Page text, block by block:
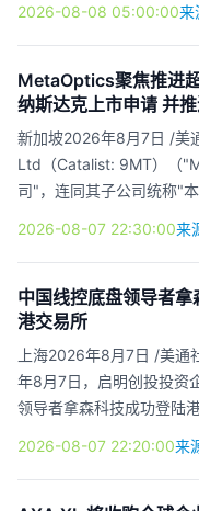
战50cc摩托车赛事，在高
HOLDING Ltd（纳斯达克
（"YXT.com"或"公司"）
册直接发行（"本次发行"
部位于中国的AI赋能企业
商。 根据证券购买协议的
若干机构投资者出售
（"ADS"），每份ADS的
元。 美国万通证券（Un...
2026-08-08 05:00:00来
MetaOptics聚焦推进超透
纳斯达克上市申请 并
上市计划
新加坡2026年8月7日 /
Ltd（Catalist: 9MT）（
司"，连同其子公司统称"
纳斯达克股票市场有限责
请，自2026年8月7日起
回"）。 MetaOptics 执行
示："本次举措是本公司整
一环，与我们聚焦美国这
的方向保持一致。鉴于当
科技股价格近期出现的大
本竞争日...
2026-08-07 22:30:00来
中国线控底盘领导者
港交易所
上海2026年8月7日 /美
年8月7日，启明创投投资
领导者拿森科技成功登陆
16.9港元/股，市值100.6
2018年联合领投了拿森科
2026-08-07 22:20:00来